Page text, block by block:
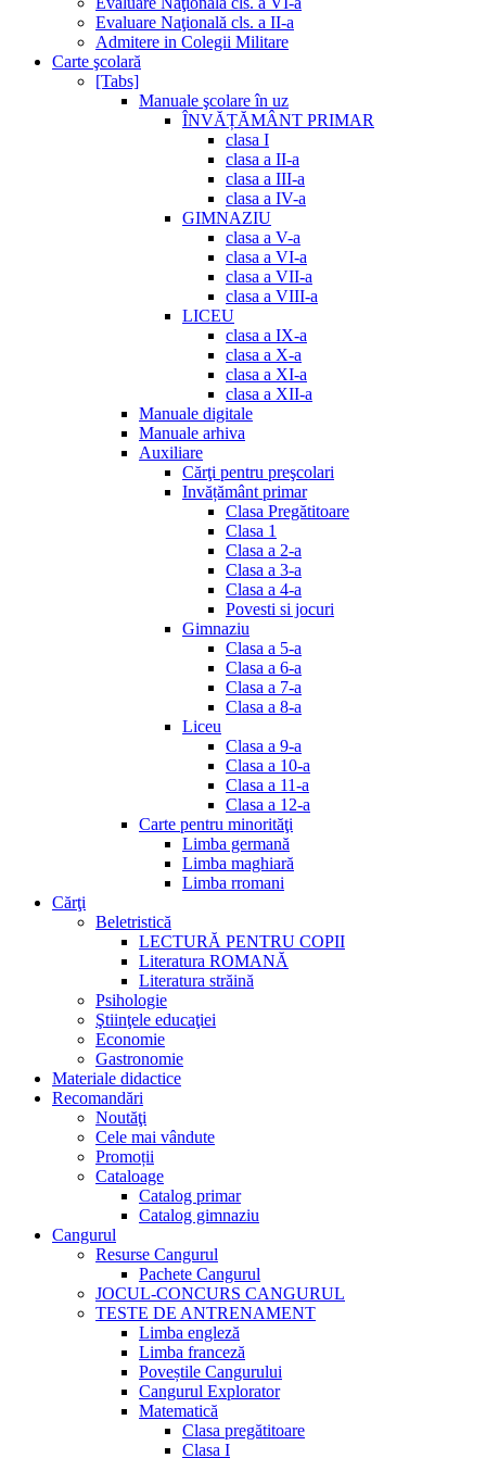
Evaluare Naţională cls. a II-a
Admitere in Colegii Militare
Carte şcolară
[Tabs]
Manuale şcolare în uz
ÎNVĂȚĂMÂNT PRIMAR
clasa I
clasa a II-a
clasa a III-a
clasa a IV-a
GIMNAZIU
clasa a V-a
clasa a VI-a
clasa a VII-a
clasa a VIII-a
LICEU
clasa a IX-a
clasa a X-a
clasa a XI-a
clasa a XII-a
Manuale digitale
Manuale arhiva
Auxiliare
Cărţi pentru preşcolari
Invățământ primar
Clasa Pregătitoare
Clasa 1
Clasa a 2-a
Clasa a 3-a
Clasa a 4-a
Povesti si jocuri
Gimnaziu
Clasa a 5-a
Clasa a 6-a
Clasa a 7-a
Clasa a 8-a
Liceu
Clasa a 9-a
Clasa a 10-a
Clasa a 11-a
Clasa a 12-a
Carte pentru minorităţi
Limba germană
Limba maghiară
Limba rromani
Cărţi
Beletristică
LECTURĂ PENTRU COPII
Literatura ROMANĂ
Literatura străină
Psihologie
Ştiinţele educaţiei
Economie
Gastronomie
Materiale didactice
Recomandări
Noutăţi
Cele mai vândute
Promoții
Cataloage
Catalog primar
Catalog gimnaziu
Cangurul
Resurse Cangurul
Pachete Cangurul
JOCUL-CONCURS CANGURUL
TESTE DE ANTRENAMENT
Limba engleză
Limba franceză
Poveștile Cangurului
Cangurul Explorator
Matematică
Clasa pregătitoare
Clasa I